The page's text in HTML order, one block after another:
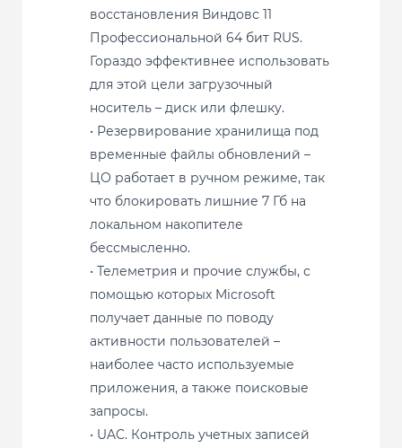
восстановления Виндовс 11
Профессиональной 64 бит RUS.
Гораздо эффективнее использовать
для этой цели загрузочный
носитель – диск или флешку.
• Резервирование хранилища под
временные файлы обновлений –
ЦО работает в ручном режиме, так
что блокировать лишние 7 Гб на
локальном накопителе
бессмысленно.
• Телеметрия и прочие службы, с
помощью которых Microsoft
получает данные по поводу
активности пользователей –
наиболее часто используемые
приложения, а также поисковые
запросы.
• UAC. Контроль учетных записей